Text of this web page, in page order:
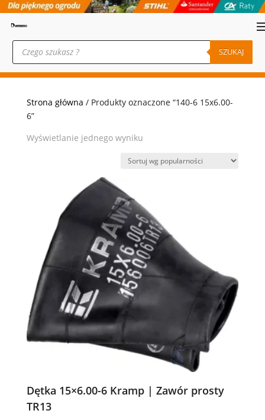
Wyszukiwarka
produktów SZUKAJ
Strona główna / Produkty oznaczone “140-6 15x6.00-
6”
Wyświetlanie jednego wyniku
Dętka 15×6.00-6 Kramp | Zawór prosty
TR13